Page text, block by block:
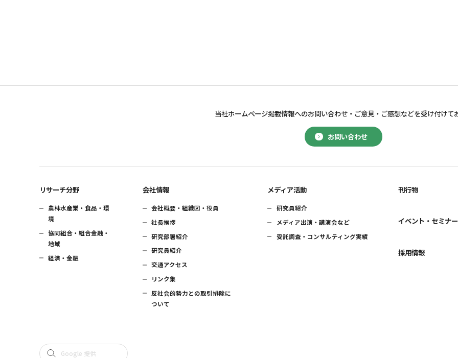
お問い合わせ
当社ホームページ掲載情報へのお問い合わせ・ ご意見・ご感想などを受け付けて
リサーチ分野
農林水産業・食品・環
境
協同組合・組合金融・
地域
経済・金融
会社情報
会社概要・組織図・役員
社長挨拶
研究部署紹介
研究員紹介
交通アクセス
リンク集
反社会的勢力との取引排除に
ついて
メディア活動
研究員紹介
メディア出演・講演会など
受託調査・コンサルティング実績
刊行物
イベント・セミナー
採用情報